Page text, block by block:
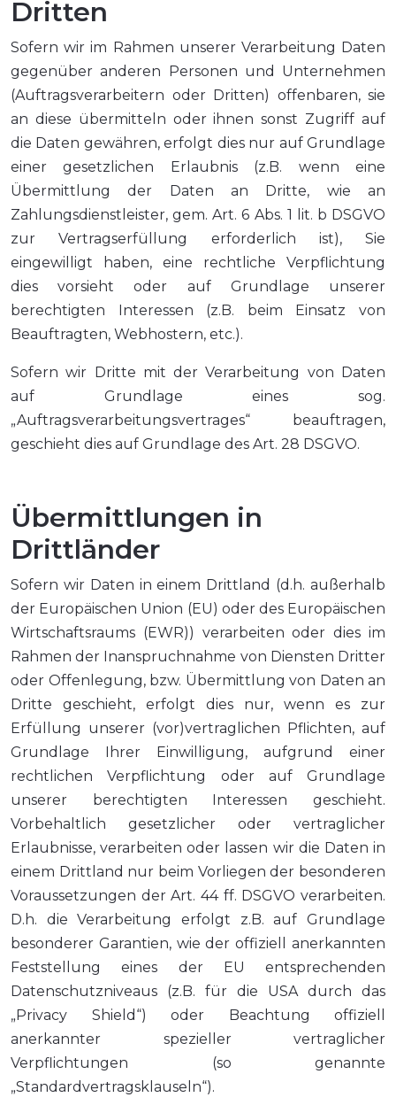
Dritten
Sofern wir im Rahmen unserer Verarbeitung Daten
gegenüber anderen Personen und Unternehmen
(Auftragsverarbeitern oder Dritten) offenbaren, sie
an diese übermitteln oder ihnen sonst Zugriff auf
die Daten gewähren, erfolgt dies nur auf Grundlage
einer gesetzlichen Erlaubnis (z.B. wenn eine
Übermittlung der Daten an Dritte, wie an
Zahlungsdienstleister, gem. Art. 6 Abs. 1 lit. b DSGVO
zur Vertragserfüllung erforderlich ist), Sie
eingewilligt haben, eine rechtliche Verpflichtung
dies vorsieht oder auf Grundlage unserer
berechtigten Interessen (z.B. beim Einsatz von
Beauftragten, Webhostern, etc.).
Sofern wir Dritte mit der Verarbeitung von Daten
auf Grundlage eines sog.
„Auftragsverarbeitungsvertrages“ beauftragen,
geschieht dies auf Grundlage des Art. 28 DSGVO.
Übermittlungen in
Drittländer
Sofern wir Daten in einem Drittland (d.h. außerhalb
der Europäischen Union (EU) oder des Europäischen
Wirtschaftsraums (EWR)) verarbeiten oder dies im
Rahmen der Inanspruchnahme von Diensten Dritter
oder Offenlegung, bzw. Übermittlung von Daten an
Dritte geschieht, erfolgt dies nur, wenn es zur
Erfüllung unserer (vor)vertraglichen Pflichten, auf
Grundlage Ihrer Einwilligung, aufgrund einer
rechtlichen Verpflichtung oder auf Grundlage
unserer berechtigten Interessen geschieht.
Vorbehaltlich gesetzlicher oder vertraglicher
Erlaubnisse, verarbeiten oder lassen wir die Daten in
einem Drittland nur beim Vorliegen der besonderen
Voraussetzungen der Art. 44 ff. DSGVO verarbeiten.
D.h. die Verarbeitung erfolgt z.B. auf Grundlage
besonderer Garantien, wie der offiziell anerkannten
Feststellung eines der EU entsprechenden
Datenschutzniveaus (z.B. für die USA durch das
„Privacy Shield“) oder Beachtung offiziell
anerkannter spezieller vertraglicher
Verpflichtungen (so genannte
„Standardvertragsklauseln“).